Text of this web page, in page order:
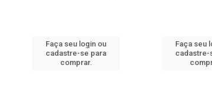
Faça seu login ou
cadastre-se para
comprar.
Faça seu
cadastre-